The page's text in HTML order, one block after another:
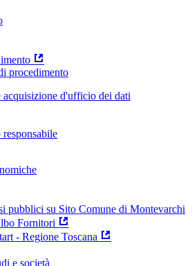
procedimento
d'ufficio dei dati
pubblici su Sito Comune di Montevarchi
Fornitori
- Regione Toscana
e società